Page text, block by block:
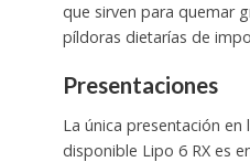
que sirven para quemar
píldoras dietarías de
Presentaciones
La única presentación en
disponible Lipo 6 RX es